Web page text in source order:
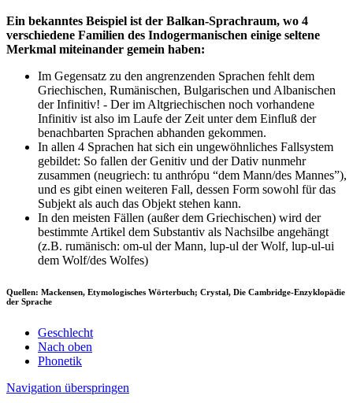
Ein bekanntes Beispiel ist der Balkan-Sprachraum, wo 4
verschiedene Familien des Indogermanischen einige seltene
Merkmal miteinander gemein haben:
Im Gegensatz zu den angrenzenden Sprachen fehlt dem
Griechischen, Rumänischen, Bulgarischen und Albanischen
der Infinitiv! - Der im Altgriechischen noch vorhandene
Infinitiv ist also im Laufe der Zeit unter dem Einfluß der
benachbarten Sprachen abhanden gekommen.
In allen 4 Sprachen hat sich ein ungewöhnliches Fallsystem
gebildet: So fallen der Genitiv und der Dativ nunmehr
zusammen (neugriech: tu anthrópu “dem Mann/des Mannes”),
und es gibt einen weiteren Fall, dessen Form sowohl für das
Subjekt als auch das Objekt stehen kann.
In den meisten Fällen (außer dem Griechischen) wird der
bestimmte Artikel dem Substantiv als Nachsilbe angehängt
(z.B. rumänisch: om-ul der Mann, lup-ul der Wolf, lup-ul-ui
dem Wolf/des Wolfes)
Quellen: Mackensen, Etymologisches Wörterbuch; Crystal, Die Cambridge-Enzyklopädie
der Sprache
Geschlecht
Nach oben
Phonetik
Navigation überspringen